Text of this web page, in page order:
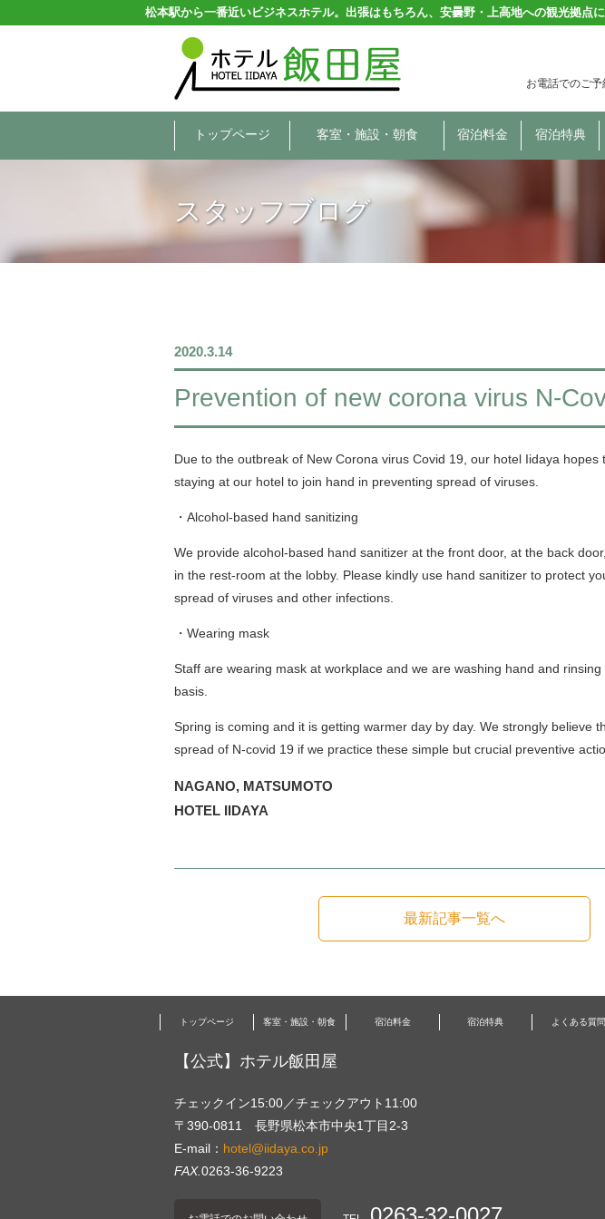
松本駅から一番近いビジネスホテル。出張はもちろん、安曇野・上高地への観光拠点
お電話でのご
トップページ 客室・施設・朝食 宿泊料金 宿泊特典
スタッフブログ
2020.3.14
Prevention of new corona virus N-
Due to the outbreak of New Corona virus Covid 19, our hotel Iidaya hopes
staying at our hotel to join hand in preventing spread of viruses.
・Alcohol-based hand sanitizing
We provide alcohol-based hand sanitizer at the front door, at the back
in the rest-room at the lobby. Please kindly use hand sanitizer to protect
spread of viruses and other infections.
・Wearing mask
Staff are wearing mask at workplace and we are washing hand and
basis.
Spring is coming and it is getting warmer day by day. We strongly believe
spread of N-covid 19 if we practice these simple but crucial preventive
NAGANO, MATSUMOTO
HOTEL IIDAYA
最新記事一覧へ
トップページ 客室・施設・朝食 宿泊料金 宿泊特典 よくある質問
【公式】ホテル飯田屋
チェックイン15:00／チェックアウト11:00
〒390-0811 長野県松本市中央1丁目2-3
E-mail： hotel@iidaya.co.jp
FAX.0263-36-9223